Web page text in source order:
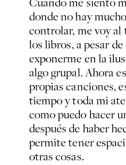
donde no hay
controlar, me voy al
los libros, a pesar
exponerme en la
algo grupal. Ahora
propias canciones,
tiempo y toda mi
como puedo hacer
después de haber
permite tener
otras cosas.